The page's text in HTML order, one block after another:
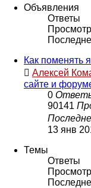
Объявления
Ответы
Как поменять
Алексей
сайте и
0
90141
13 янв
Темы
Ответы